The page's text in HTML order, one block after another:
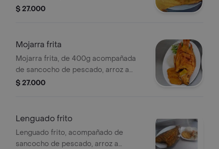
elección y ensalada.
$ 27.000
Mojarra frita
Mojarra frita, de 400g acompañada
de sancocho de pescado, arroz a
elección, patacón y ensalada.
$ 27.000
Lenguado frito
Lenguado frito, acompañado de
sancocho de pescado, arroz a